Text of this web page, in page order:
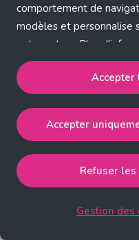
comportement de
modèles et personnalise
entre autres. Plus
Cliquez sur 'Gestion des
Notre politique de
Accepter tous les
strictement
publicité ciblée.
Accepter uniquement
les cookies strictement
Accepter
Accepter
Refuser
Gestion